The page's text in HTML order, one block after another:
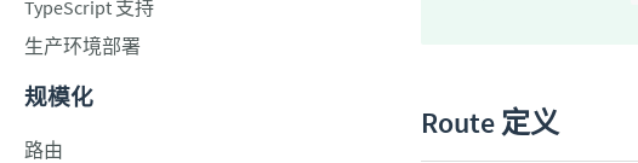
TypeScript 支持
生产环境部署
规模化
路由
Route 定义